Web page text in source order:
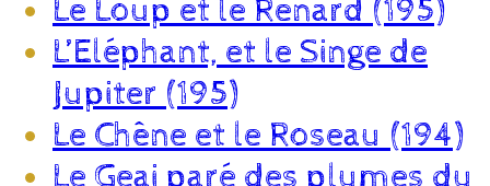
Le Loup et le Renard (195)
L’Eléphant, et le Singe de
Jupiter (195)
Le Chêne et le Roseau (194)
Le Geai paré des plumes du